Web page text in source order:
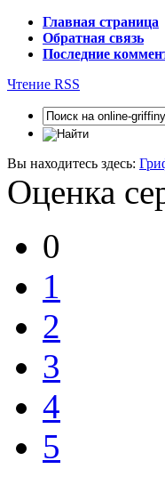
Главная страница
Обратная связь
Последние
Чтение RSS
Вы находитесь здесь:
Оценка
0
1
2
3
4
5